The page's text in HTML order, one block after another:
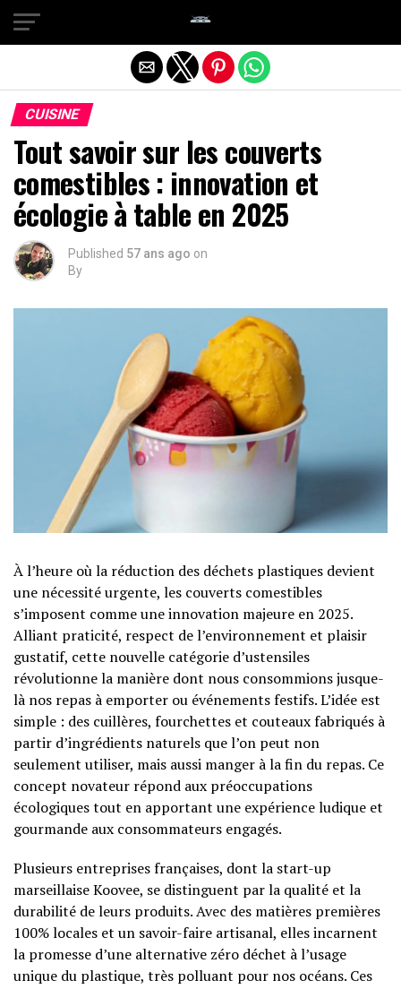
CUISINE
Tout savoir sur les couverts
comestibles : innovation et
écologie à table en 2025
Published 57 ans ago on
By
À l’heure où la réduction des déchets plastiques devient
une nécessité urgente, les couverts comestibles
s’imposent comme une innovation majeure en 2025.
Alliant praticité, respect de l’environnement et plaisir
gustatif, cette nouvelle catégorie d’ustensiles
révolutionne la manière dont nous consommions jusque-
là nos repas à emporter ou événements festifs. L’idée est
simple : des cuillères, fourchettes et couteaux fabriqués à
partir d’ingrédients naturels que l’on peut non
seulement utiliser, mais aussi manger à la fin du repas. Ce
concept novateur répond aux préoccupations
écologiques tout en apportant une expérience ludique et
gourmande aux consommateurs engagés.
Plusieurs entreprises françaises, dont la start-up
marseillaise Koovee, se distinguent par la qualité et la
durabilité de leurs produits. Avec des matières premières
100% locales et un savoir-faire artisanal, elles incarnent
la promesse d’une alternative zéro déchet à l’usage
unique du plastique, très polluant pour nos océans. Ces
Quitter la version mobile